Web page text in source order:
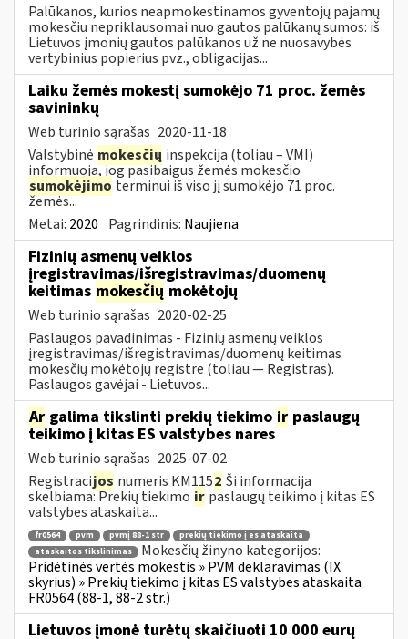
Palūkanos, kurios neapmokestinamos gyventojų pajamų
mokesčiu nepriklausomai nuo gautos palūkanų sumos: iš
Lietuvos įmonių gautos palūkanos už ne nuosavybės
vertybinius popierius pvz., obligacijas...
Laiku žemės mokestį sumokėjo 71 proc. žemės
savininkų
Web turinio sąrašas 2020-11-18
Valstybinė mokesčių inspekcija (toliau – VMI)
informuoja, jog pasibaigus žemės mokesčio
sumokėjimo terminui iš viso jį sumokėjo 71 proc.
žemės...
Metai: 2020 Pagrindinis: Naujiena
Fizinių asmenų veiklos
įregistravimas/išregistravimas/duomenų
keitimas mokesčių mokėtojų
Web turinio sąrašas 2020-02-25
Paslaugos pavadinimas - Fizinių asmenų veiklos
įregistravimas/išregistravimas/duomenų keitimas
mokesčių mokėtojų registre (toliau — Registras).
Paslaugos gavėjai - Lietuvos...
Ar galima tikslinti prekių tiekimo ir paslaugų
teikimo į kitas ES valstybes nares
Web turinio sąrašas 2025-07-02
Registracijos numeris KM1152 Ši informacija
skelbiama: Prekių tiekimo ir paslaugų teikimo į kitas ES
valstybes ataskaita...
fr0564 pvm pvmį 88-1 str
prekių tiekimo į es ataskaita
ataskaitos tikslinimas
Mokesčių žinyno kategorijos:
Pridėtinės vertės mokestis » PVM deklaravimas (IX
skyrius) » Prekių tiekimo į kitas ES valstybes ataskaita
FR0564 (88-1, 88-2 str.)
Lietuvos įmonė turėtų skaičiuoti 10 000 eurų